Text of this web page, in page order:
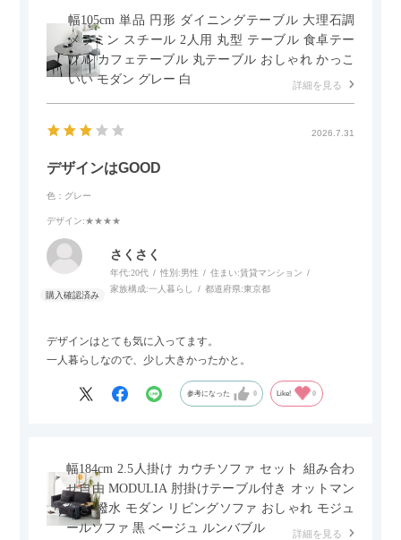
幅105cm 単品 円形 ダイニングテーブル 大理石調
メラミン スチール 2人用 丸型 テーブル 食卓テー
ブル カフェテーブル 丸テーブル おしゃれ かっこ
いい モダン グレー 白
詳細を見る
2026.7.31
デザインはGOOD
色：グレー
デザイン:★★★★
さくさく
年代:20代 性別:男性 住まい:賃貸マンション
家族構成:一人暮らし 都道府県:東京都
デザインはとても気に入ってます。
一人暮らしなので、少し大きかったかと。
参考になった 0 Like! 0
幅184cm 2.5人掛け カウチソファ セット 組み合わ
せ自由 MODULIA 肘掛けテーブル付き オットマン
付き 撥水 モダン リビングソファ おしゃれ モジュ
ールソファ 黒 ベージュ ルンバブル
詳細を見る